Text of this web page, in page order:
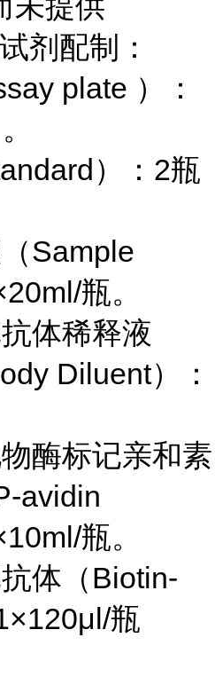
剂配制：
plate ）：
）： 2瓶
Sample
瓶。
体稀释液
Diluent）：
酶标记亲和素
avidin
瓶。
体（Biotin-
瓶